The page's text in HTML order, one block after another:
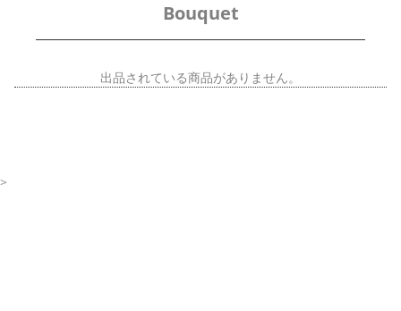
Bouquet
出品されている商品がありません。
>